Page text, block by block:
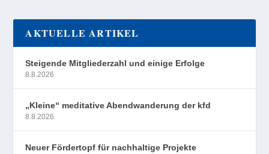
AKTUELLE ARTIKEL
Steigende Mitgliederzahl und einige Erfolge
8.8.2026
„Kleine“ meditative Abendwanderung der kfd
8.8.2026
Neuer Fördertopf für nachhaltige Projekte